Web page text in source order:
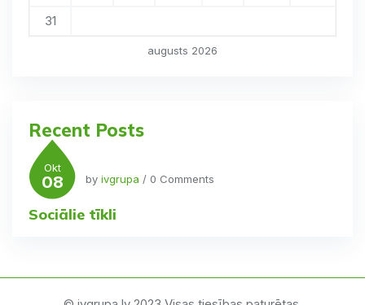
augusts 2026
31
Recent Posts
Okt
08 by ivgrupa / 0 Comments
Sociālie tīkli